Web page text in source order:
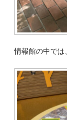
情報館の中では